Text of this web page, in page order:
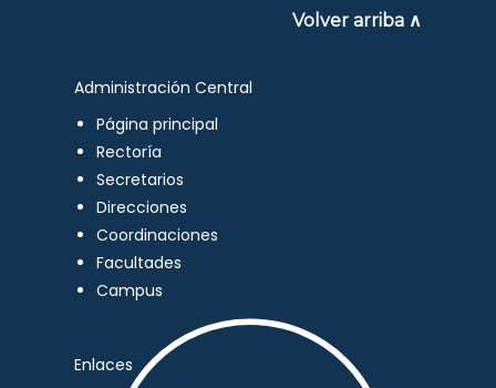
Volver arriba ∧
Administración Central
Página principal
Rectoría
Secretarios
Direcciones
Coordinaciones
Facultades
Campus
Enlaces